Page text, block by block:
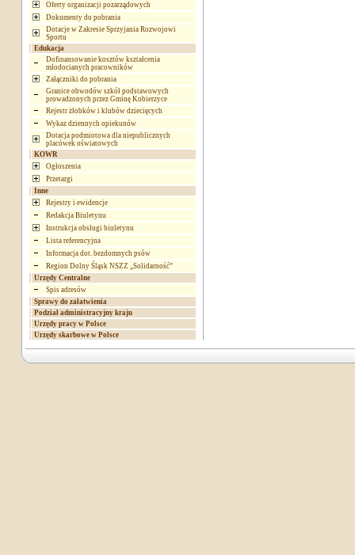
Oferty organizacji pozarządowych
Dokumenty do pobrania
Dotacje w Zakresie Sprzyjania Rozwojowi
Sportu
Edukacja
Dofinansowanie kosztów kształcenia
młodocianych pracowników
Załączniki do pobrania
Granice obwodów szkół podstawowych
prowadzonych przez Gminę Kobierzyce
Rejestr żłobków i klubów dziecięcych
Wykaz dziennych opiekunów
Dotacja podmiotowa dla niepublicznych
placówek oświatowych
KOWR
Ogłoszenia
Przetargi
Inne
Rejestry i ewidencje
Redakcja Biuletynu
Instrukcja obsługi biuletynu
Lista referencyjna
Informacja dot. bezdomnych psów
Region Dolny Śląsk NSZZ „Solidarność”
Urzędy Centralne
Spis adresów
Sprawy do załatwienia
Podział administracyjny kraju
Urzędy pracy w Polsce
Urzędy skarbowe w Polsce